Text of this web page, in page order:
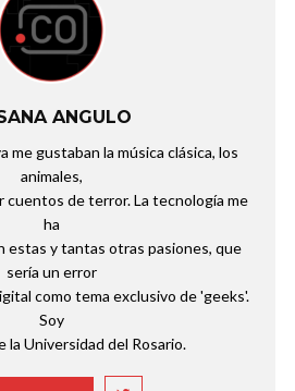
ANGULO
gustaban la música clásica, los
animales,
cuentos de terror. La tecnología me
ha
estas y tantas otras pasiones, que
sería un error
como tema exclusivo de 'geeks'.
Soy
la Universidad del Rosario.